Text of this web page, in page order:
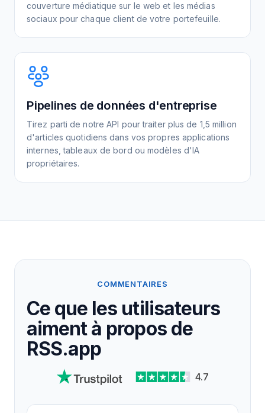
couverture médiatique sur le web et les médias
sociaux pour chaque client de votre portefeuille.
Pipelines de données d'entreprise
Tirez parti de notre API pour traiter plus de 1,5 million
d'articles quotidiens dans vos propres applications
internes, tableaux de bord ou modèles d'IA
propriétaires.
COMMENTAIRES
Ce que les utilisateurs
aiment à propos de
RSS.app
4.7